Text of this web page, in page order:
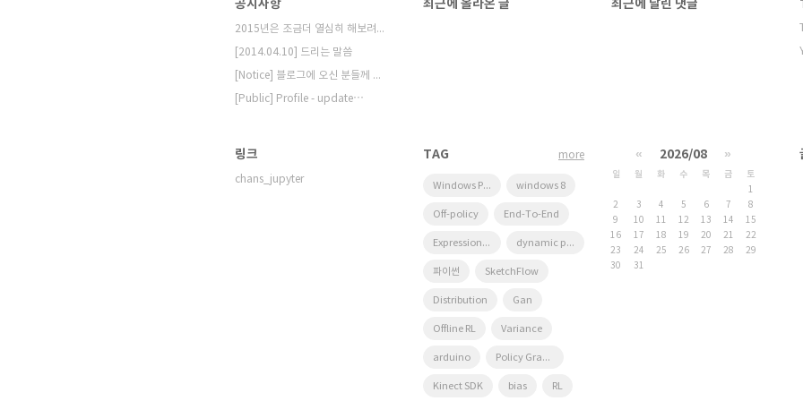
공지사항
2015년은 조금더 열심히 해보려고 합니다.
[2014.04.10] 드리는 말씀
[Notice] 블로그에 오신 분들께 드리는 ⋯
[Public] Profile - update⋯
최근에 올라온 글 최근에 달린 댓글
링크
chans_jupyter
TAG
Windows Phone 7 windows 8
Off-policy End-To-End
Expression Blend 4 dynamic programming
파이썬 SketchFlow
Distribution Gan
Offline RL Variance
arduino Policy Gradient
Kinect SDK bias RL
more « 2026/08 »
일 월 화 수 목 금
토
1
2
3 4 5 6 7
8
9
10 11 12 13 14
15
16
17 18 19 20 21
22
23
24 25 26 27 28
29
30
31